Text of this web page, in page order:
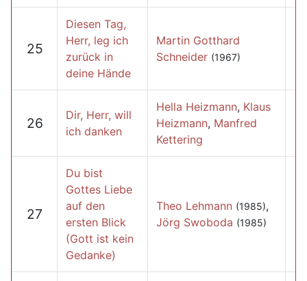
25
Diesen Tag,
Herr, leg ich
zurück in
deine Hände
Martin Gotthard
Schneider (1967)
26
Dir, Herr, will
ich danken
Hella Heizmann, Klaus
Heizmann, Manfred
Kettering
27
Du bist
Gottes Liebe
auf den
ersten Blick
(Gott ist kein
Gedanke)
Theo Lehmann (1985),
Jörg Swoboda (1985)